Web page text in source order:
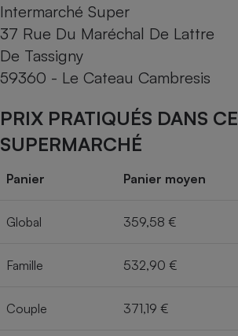
Intermarché Super
37 Rue Du Maréchal De Lattre
De Tassigny
59360 - Le Cateau Cambresis
PRIX PRATIQUÉS DANS CE
SUPERMARCHÉ
Panier Panier moyen
Global 359,58 €
Famille 532,90 €
Couple 371,19 €